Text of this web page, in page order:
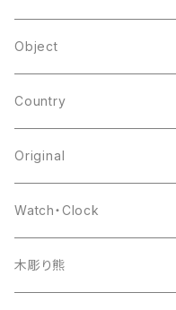
other
Object
Country
japan
europa
india
Original
Watch・Clock
木彫り熊